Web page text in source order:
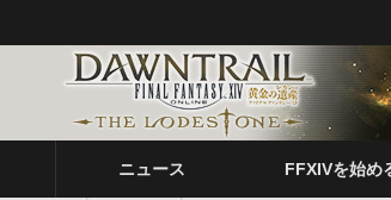
ニュース FFXIVを始め